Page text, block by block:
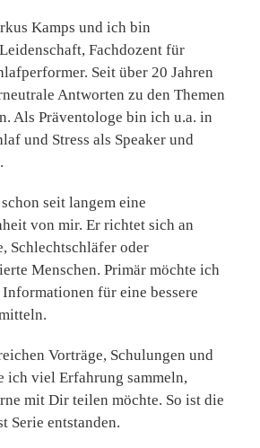
Kamps und ich bin
Fachdozent für
Seit über 20 Jahren
Antworten zu den Themen
Als Präventologe bin ich u.a. in
und Stress als Speaker und
seit langem eine
von mir. Er richtet sich an
Schlechtschläfer oder
Menschen. Primär möchte ich
für eine bessere
Vorträge, Schulungen und
ich viel Erfahrung sammeln,
mit Dir teilen möchte. So ist die
Serie entstanden.